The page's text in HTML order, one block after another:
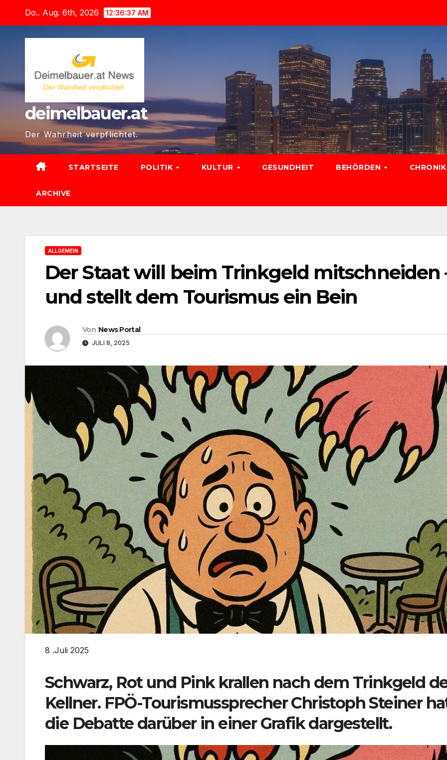
springen
Do.. Aug. 6th, 2026 12:36:39 AM
deimelbauer.at
Der Wahrheit verpflichtet.
STARTSEITE POLITIK KULTUR GESUNDHEIT BEHÖRDEN CHRONIK
ARCHIVE
ALLGEMEIN
Der Staat will beim Trinkgeld mitschneiden
und stellt dem Tourismus ein Bein
Von News Portal
JULI 8, 2025
8 .Juli 2025
Schwarz, Rot und Pink krallen nach dem Trinkgeld
Kellner. FPÖ-Tourismussprecher Christoph Steiner
die Debatte darüber in einer Grafik dargestellt.